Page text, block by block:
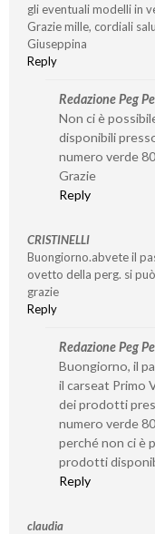
gli eventuali modelli in
Grazie mille, cordiali
Giuseppina
Reply
Redazione Peg
Non ci è
disponibili
numero verde
Grazie
Reply
CRISTINELLI
Buongiorno.abvete il
ovetto della perg. si
grazie
Reply
Redazione Peg
Buongiorno, il
il carseat Primo
dei prodotti
numero verde
perché non ci è
prodotti
Reply
claudia